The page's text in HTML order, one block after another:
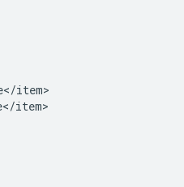
</item
</item